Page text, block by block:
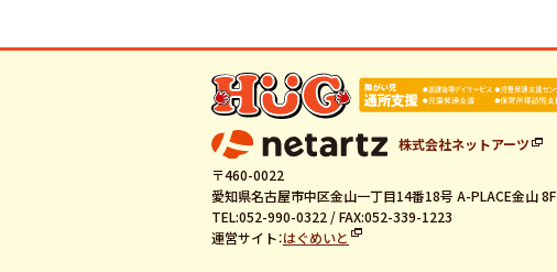
株式会社ネットアーツ
〒460-0022
愛知県名古屋市中区金山一丁目14番18号 A-PLACE金山 8F
TEL:052-990-0322 / FAX:052-339-1223
運営サイト：はぐめいと